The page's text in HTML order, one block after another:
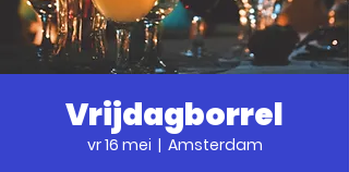
Vrijdagborrel
vr 16 mei
  |
Amsterdam